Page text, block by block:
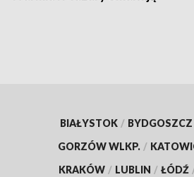
BIAŁYSTOK / BYDGOSZCZ
GORZÓW WLKP. /
KRAKÓW / LUBLIN / ŁÓDŹ